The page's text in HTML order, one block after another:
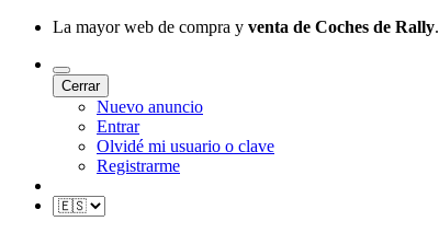
La mayor web de compra y venta de Coches de Rally.
Cerrar
Nuevo anuncio
Entrar
Olvidé mi usuario o clave
Registrarme